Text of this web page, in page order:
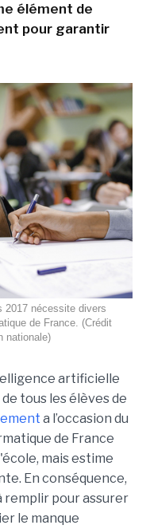
élément de
pour garantir
2017 nécessite divers
de France. (Crédit
nationale)
artificielle
tous les élèves de
a l’occasion du
de France
mais estime
En conséquence,
remplir pour assurer
le manque